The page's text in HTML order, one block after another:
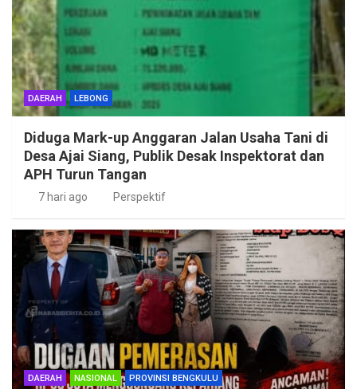
DAERAH LEBONG
Diduga Mark-up Anggaran Jalan Usaha Tani di
Desa Ajai Siang, Publik Desak Inspektorat dan
APH Turun Tangan
7 hari ago Perspektif
DAERAH NASIONAL PROVINSI BENGKULU